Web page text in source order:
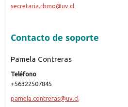
secretaria.rbmo@uv.cl
Contacto de soporte
Pamela Contreras
Teléfono
+56322507845
pamela.contreras@uv.cl